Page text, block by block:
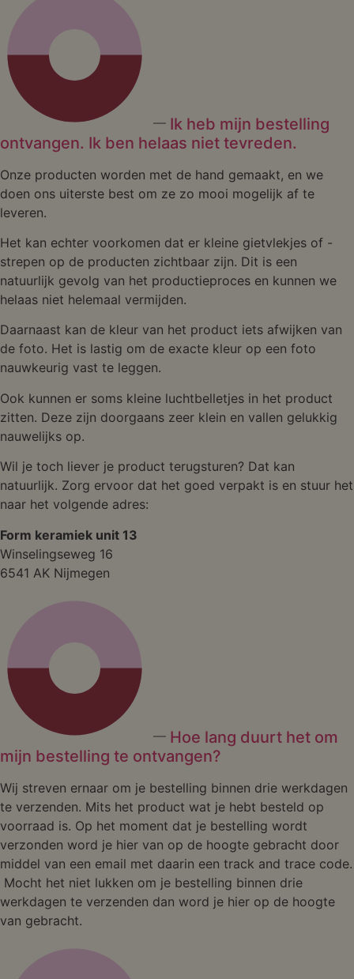
Ik heb mijn bestelling
ontvangen. Ik ben helaas niet tevreden.
Onze producten worden met de hand gemaakt, en we
doen ons uiterste best om ze zo mooi mogelijk af te
leveren.
Het kan echter voorkomen dat er kleine gietvlekjes of -
strepen op de producten zichtbaar zijn. Dit is een
natuurlijk gevolg van het productieproces en kunnen we
helaas niet helemaal vermijden.
Daarnaast kan de kleur van het product iets afwijken van
de foto. Het is lastig om de exacte kleur op een foto
nauwkeurig vast te leggen.
Ook kunnen er soms kleine luchtbelletjes in het product
zitten. Deze zijn doorgaans zeer klein en vallen gelukkig
nauwelijks op.
Wil je toch liever je product terugsturen? Dat kan
natuurlijk. Zorg ervoor dat het goed verpakt is en stuur het
naar het volgende adres:
Form keramiek unit 13
Winselingseweg 16
6541 AK Nijmegen
Hoe lang duurt het om
mijn bestelling te ontvangen?
Wij streven ernaar om je bestelling binnen drie werkdagen
te verzenden. Mits het product wat je hebt besteld op
voorraad is. Op het moment dat je bestelling wordt
verzonden word je hier van op de hoogte gebracht door
middel van een email met daarin een track and trace code.
Mocht het niet lukken om je bestelling binnen drie
werkdagen te verzenden dan word je hier op de hoogte
van gebracht.